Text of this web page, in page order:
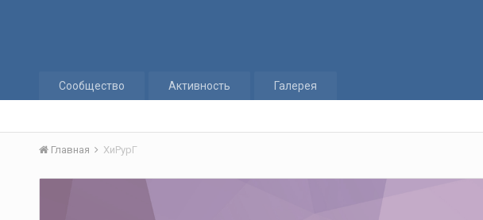
Сообщество Активность Галерея
Главная ХиРурГ